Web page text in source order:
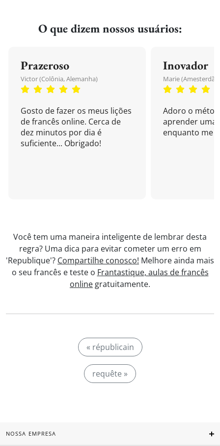
O que dizem nossos usuários:
Prazeroso
Victor (Colônia, Alemanha)
Gosto de fazer os meus lições
de francês online. Cerca de
dez minutos por dia é
suficiente... Obrigado!
Inovador
Marie
Adoro o
aprender uma
enquanto me
Você tem uma maneira inteligente de lembrar desta
regra? Uma dica para evitar cometer um erro em
'Republique'? Compartilhe conosco! Melhore ainda mais
o seu francês e teste o Frantastique, aulas de francês
online gratuitamente.
« républicain
requête »
NOSSA EMPRESA